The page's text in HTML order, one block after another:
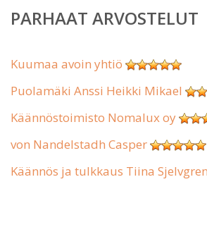
PARHAAT ARVOSTELUT
Kuumaa avoin yhtiö
Puolamäki Anssi Heikki Mikael
Käännöstoimisto Nomalux oy
von Nandelstadh Casper
Käännös ja tulkkaus Tiina Sjelvgren